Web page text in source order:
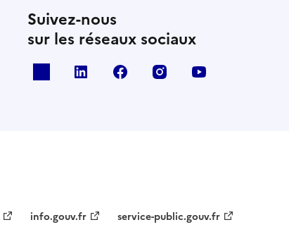
Suivez-nous
sur les réseaux sociaux
linkedin facebook instagram
info.gouv.fr service-public.gouv.fr